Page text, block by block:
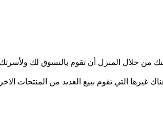
من خلال المنزل أن تقوم بالتسوق لك
التي تقوم ببيع العديد من المنتجات